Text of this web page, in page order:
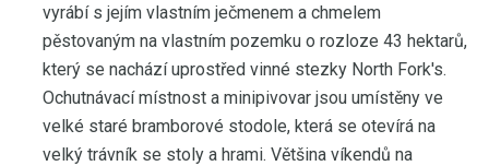
vyrábí s jejím vlastním ječmenem a chmelem
pěstovaným na vlastním pozemku o rozloze 43 hektarů,
který se nachází uprostřed vinné stezky North Fork's.
Ochutnávací místnost a minipivovar jsou umístěny ve
velké staré bramborové stodole, která se otevírá na
velký trávník se stoly a hrami. Většina víkendů na